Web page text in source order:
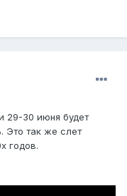
29-30 июня будет
Это так же слет
годов.